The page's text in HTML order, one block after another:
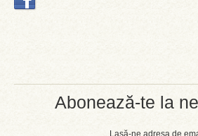
Abonează-te la
Lasă-ne adresa de